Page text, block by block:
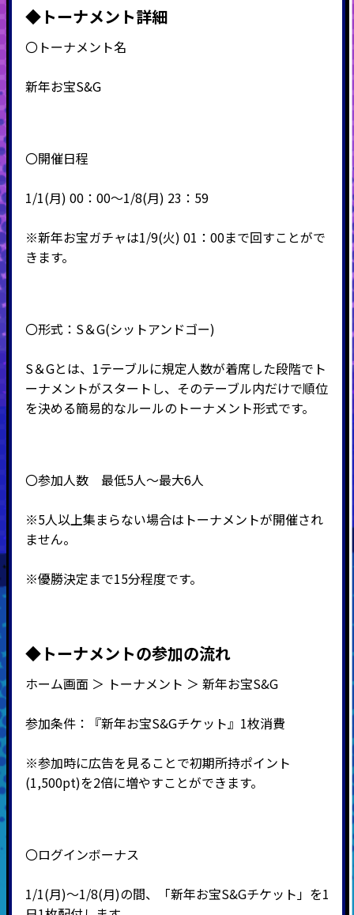
◆トーナメント詳細
〇トーナメント名
新年お宝S&G
〇開催日程
1/1(月) 00：00～1/8(月) 23：59
※新年お宝ガチャは1/9(火) 01：00まで回すことがで
きます。
〇形式： S＆G(シットアンドゴー)
S＆Gとは、1テーブルに規定人数が着席した段階でト
ーナメントがスタートし、そのテーブル内だけで順位
を決める簡易的なルールのトーナメント形式です。
〇参加人数 最低5人～最大6人
※5人以上集まらない場合はトーナメントが開催され
ません。
※優勝決定まで15分程度です。
◆トーナメントの参加の流れ
ホーム画面 ＞ トーナメント ＞ 新年お宝S&G
参加条件：『新年お宝S&Gチケット』1枚消費
※参加時に広告を見ることで初期所持ポイント
(1,500pt)を2倍に増やすことができます。
〇ログインボーナス
1/1(月)～1/8(月)の間、「新年お宝S&Gチケット」を1